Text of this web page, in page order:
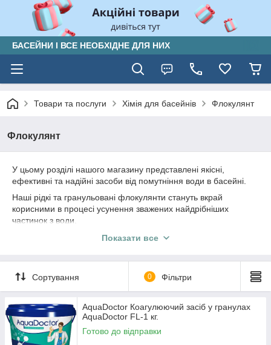
БАСЕЙНИ І ВСЕ НЕОБХІДНЕ ДЛЯ НИХ
Товари та послуги Хімія для басейнів Флокулянт
Флокулянт
У цьому розділі нашого магазину представлені якісні,
ефективні та надійні засоби від помутніння води в басейні.
Наші рідкі та гранульовані флокулянти стануть вкрай
корисними в процесі усунення зважених найдрібніших
частинок з води.
Засоби від помутніння води в басейні
дрібні частинки будуть проскакувати крізь нього. В результаті
з часом в басейні виникає помутніння води. З нашими
Вода знову стане кришталево чистою і безпечною.
Використовувати коагулянт слід у міру появи помутніння.
Показати все
Сортування 0 Фільтри
AquaDoctor Коагулюючий засіб у гранулах
AquaDoctor FL-1 кг.
Готово до відправки